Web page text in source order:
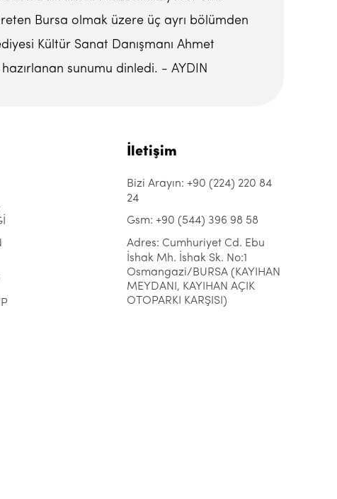
Bursa olmak üzere üç ayrı bölümden
Kültür Sanat Danışmanı Ahmet
sunumu dinledi. - AYDIN
İletişim
Bizi Arayın: +90 (224) 220 84
24
Gsm: +90 (544) 396 98 58
Adres: Cumhuriyet Cd. Ebu
İshak Mh. İshak Sk. No:1
Osmangazi/BURSA (KAYIHAN
MEYDANI, KAYIHAN AÇIK
OTOPARKI KARŞISI)